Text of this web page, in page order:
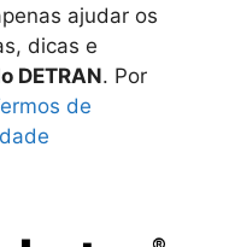
ajudar os
dicas e
DETRAN. Por
de